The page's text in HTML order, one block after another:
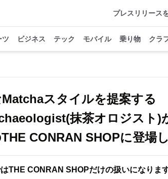
プレスリリース
ツ ビジネス テック モバイル 乗り物 クラ
スタイルを提案する
抹茶オロジスト)
CONRAN SHOPに登場
THE CONRAN SHOPだけの扱いになりま